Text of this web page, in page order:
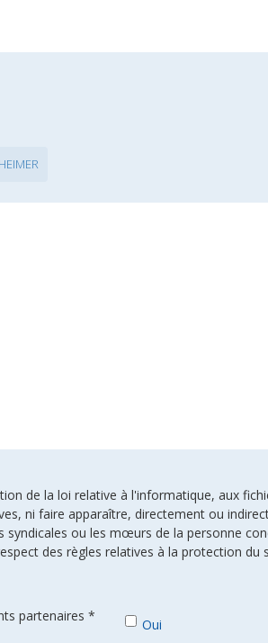
de la loi relative à l'informatique, aux
ni faire apparaître, directement ou
ou les mœurs de la personne
des règles relatives à la protection du
partenaires *
Oui